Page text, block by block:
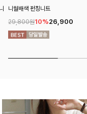
니월배색 펀칭니트
29,800원10%26,900